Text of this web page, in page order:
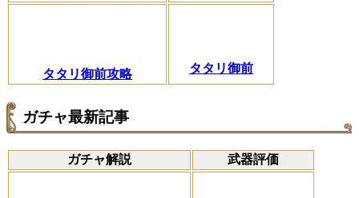
タタリ御前攻略 タタリ御前
ガチャ最新記事
ガチャ解説 武器評価